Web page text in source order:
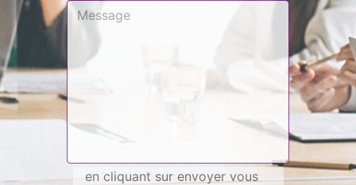
en cliquant sur envoyer vous